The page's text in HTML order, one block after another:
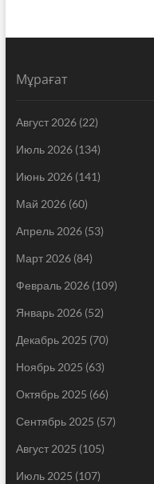
Мұрағат
Август 2026(22)
Июль 2026(134)
Июнь 2026(141)
Май 2026(60)
Апрель 2026(53)
Март 2026(84)
Февраль 2026(109)
Январь 2026(52)
Декабрь 2025 (70)
Ноябрь 2025 (63)
Октябрь 2025 (66)
Сентябрь 2025 (57)
Август 2025 (105)
Июль 2025 (107)